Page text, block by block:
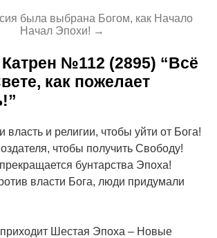
была выбрана Богом, как Начало
Начал Эпохи! →
Катрен №112 (2895) “Всё
как пожелает
и религии, чтобы уйти от Бога!
чтобы получить Свободу!
бунтарства Эпоха!
власти Бога, люди придумали
Шестая Эпоха – Новые